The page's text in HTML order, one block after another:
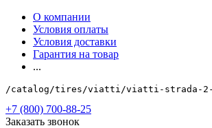
О компании
Условия оплаты
Условия доставки
Гарантия на товар
...
/catalog/tires/viatti/viatti-strada-2-v-
+7 (800) 700-88-25
Заказать звонок